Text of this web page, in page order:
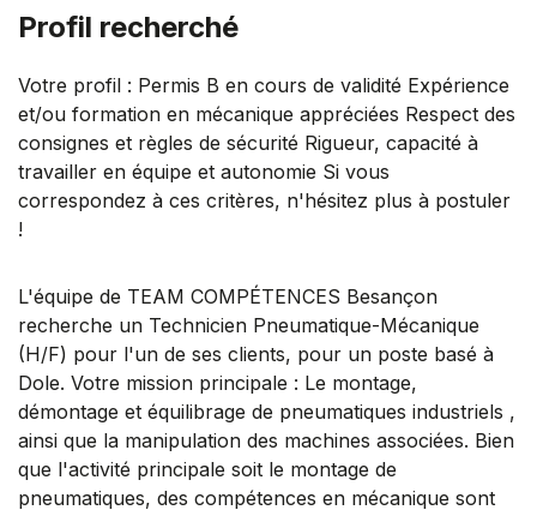
Profil recherché
Votre profil : Permis B en cours de validité Expérience
et/ou formation en mécanique appréciées Respect des
consignes et règles de sécurité Rigueur, capacité à
travailler en équipe et autonomie Si vous
correspondez à ces critères, n'hésitez plus à postuler
!
L'équipe de TEAM COMPÉTENCES Besançon
recherche un Technicien Pneumatique-Mécanique
(H/F) pour l'un de ses clients, pour un poste basé à
Dole. Votre mission principale : Le montage,
démontage et équilibrage de pneumatiques industriels ,
ainsi que la manipulation des machines associées. Bien
que l'activité principale soit le montage de
pneumatiques, des compétences en mécanique sont